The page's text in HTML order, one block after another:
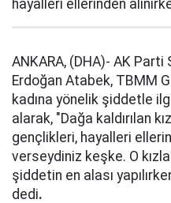
hayalleri ellerinden
ANKARA, (DHA)- AK
Erdoğan Atabek, TBMM
kadına yönelik şiddetle
alarak, "Dağa kaldırılan
gençlikleri, hayalleri
verseydiniz keşke. O
şiddetin en alası
dedi.